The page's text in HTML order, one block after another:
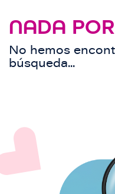
NADA
No hemos
búsqueda...